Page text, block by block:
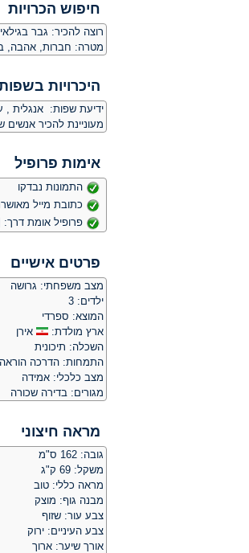
חיפוש הכרויות
רוצה להכיר: גבר בגילאים 59 - 67 שנים באזור
מטרה: חברות, אהבה,
היכרויות
ידיעת שפות: אנגלית ,
מעוניינת להכיר
אימות פרופיל
התמונות נבדקו
כתובת מייל
פרופיל אומת דרך:
פרטים אישיים
מצב משפחתי: גרושה
ילדים: 3
המוצא: ספרדי
ארץ מולדת:
אירן
השכלה: תיכונית
התמחות: הדרכה הוראה
מצב כלכלי: אמידה
מגורים: בדירה שכורה
מראה חיצוני
גובה: 162 ס"מ
משקל: 69 ק"ג
מראה כללי: טוב
מבנה גוף: מוצק
צבע עור: שזוף
צבע העיניים: ירוק
אורך שיער: ארוך